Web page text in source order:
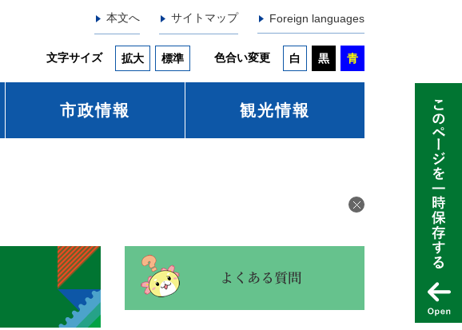
本文へ サイトマップ Foreign languages
文字サイズ 拡大 標準 色合い変更 白 黒 青
市政情報 観光情報